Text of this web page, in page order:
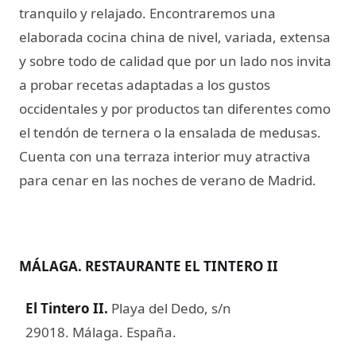
tranquilo y relajado. Encontraremos una
elaborada cocina china de nivel, variada, extensa
y sobre todo de calidad que por un lado nos invita
a probar recetas adaptadas a los gustos
occidentales y por productos tan diferentes como
el tendón de ternera o la ensalada de medusas.
Cuenta con una terraza interior muy atractiva
para cenar en las noches de verano de Madrid.
MÁLAGA. RESTAURANTE EL TINTERO II
El Tintero II. Playa del Dedo, s/n
29018. Málaga. España.